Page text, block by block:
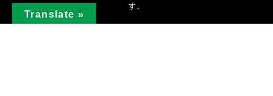
す。
Translate »